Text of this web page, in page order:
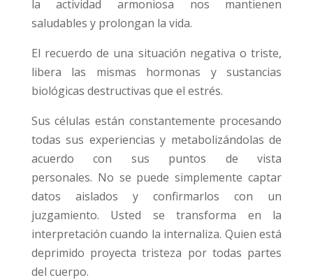
la actividad armoniosa nos mantienen
saludables y prolongan la vida.
El recuerdo de una situación negativa o triste,
libera las mismas hormonas y sustancias
biológicas destructivas que el estrés.
Sus células están constantemente procesando
todas sus experiencias y metabolizándolas de
acuerdo con sus puntos de vista
personales. No se puede simplemente captar
datos aislados y confirmarlos con un
juzgamiento. Usted se transforma en la
interpretación cuando la internaliza. Quien está
deprimido proyecta tristeza por todas partes
del cuerpo.